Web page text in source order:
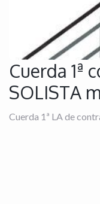
Cuerda 1ª
SOLISTA
Cuerda 1ª LA de